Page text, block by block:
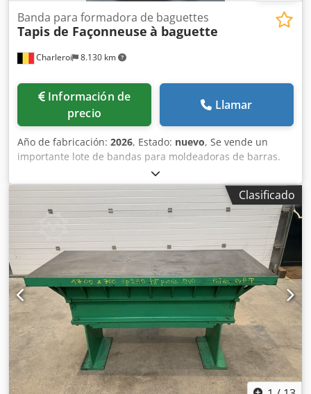
Charleroi 8.130 km
Banda para formadora de baguettes
Tapis de Façonneuse à baguette
Información de
precio
Llamar
Año de fabricación: 2026, Estado: nuevo, Se vende un
importante lote de bandas para moldeadoras de barras.
Marcas disponibles: - MAJOR - BONGARD - MERAND
TENOR/TREGOR - BERTRAND EURO2000 - BERTRAND
EUROMAP - JAC - PANIRECORD F73 - PANIRECORD F60/F57 -
SINMAG - PAVAILLER - STAFF Precios unitarios y al por
mayor. Se venden en kits completos para una moldeadora,
que incluyen: - Banda delantera - Banda trasera - Banda
inferior de refuerzo Chodpozqt Tcsfx Ag Tea - Banda de
recepción
Clasificado